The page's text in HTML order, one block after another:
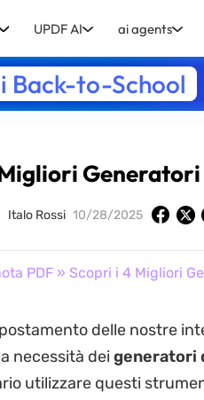
UPDF AI ai agents
Back-to-School
Generatori
Italo Rossi 10/28/2025
PDF» Scopri i 4 Migliori
delle nostre
necessità deigeneratori
utilizzare questi